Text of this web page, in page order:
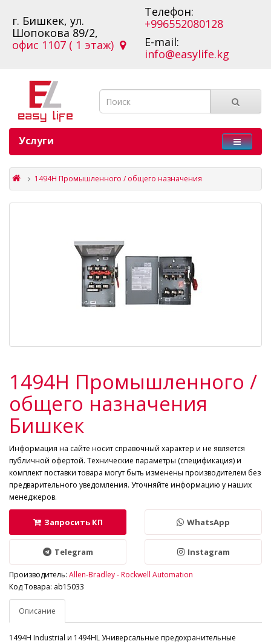
г. Бишкек, ул.
Шопокова 89/2,
офис 1107 ( 1 этаж)
Телефон:
+996552080128
E-mail:
info@easylife.kg
Услуги
1494H Промышленного / общего назначения
1494H Промышленного /
общего назначения
Бишкек
Информация на сайте носит справочный характер и не является
публичной офертой. Технические параметры (спецификация) и
комплект поставки товара могут быть изменены производителем без
предварительного уведомления. Уточняйте информацию у наших
менеджеров.
Запросить КП WhatsApp
Telegram Instagram
Производитель: Allen-Bradley - Rockwell Automation
Код Товара: ab15033
Описание
1494H Industrial и 1494HL Универсальные предохранительные